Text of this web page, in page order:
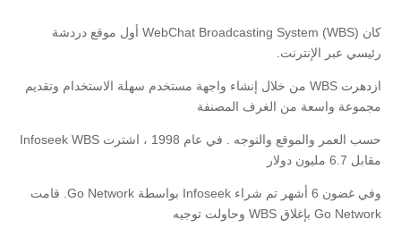
كان WebChat Broadcasting System (WBS) أول موقع دردشة
رئيسي عبر الإنترنت.
ازدهرت WBS من خلال إنشاء واجهة مستخدم سهلة الاستخدام وتقديم
مجموعة واسعة من الغرف المصنفة
حسب العمر والموقع والتوجه . في عام 1998 ، اشترت Infoseek WBS
مقابل 6.7 مليون دولار
وفي غضون 6 أشهر تم شراء Infoseek بواسطة Go Network. قامت
Go Network بإغلاق WBS وحاولت توجيه